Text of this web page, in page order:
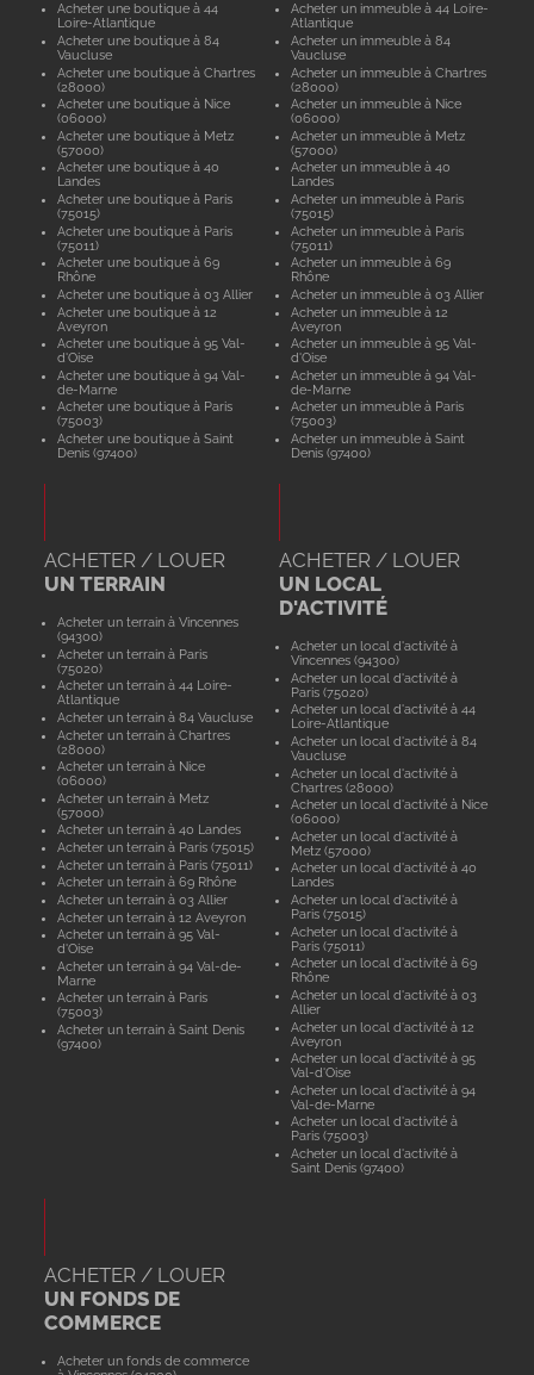
Acheter une boutique à 44
Loire-Atlantique
Acheter une boutique à 84
Vaucluse
Acheter une boutique à Chartres
(28000)
Acheter une boutique à Nice
(06000)
Acheter une boutique à Metz
(57000)
Acheter une boutique à 40
Landes
Acheter une boutique à Paris
(75015)
Acheter une boutique à Paris
(75011)
Acheter une boutique à 69
Rhône
Acheter une boutique à 03 Allier
Acheter une boutique à 12
Aveyron
Acheter une boutique à 95 Val-
d'Oise
Acheter une boutique à 94 Val-
de-Marne
Acheter une boutique à Paris
(75003)
Acheter une boutique à Saint
Denis (97400)
Acheter un immeuble à 44 Loire-
Atlantique
Acheter un immeuble à 84
Vaucluse
Acheter un immeuble à Chartres
(28000)
Acheter un immeuble à Nice
(06000)
Acheter un immeuble à Metz
(57000)
Acheter un immeuble à 40
Landes
Acheter un immeuble à Paris
(75015)
Acheter un immeuble à Paris
(75011)
Acheter un immeuble à 69
Rhône
Acheter un immeuble à 03 Allier
Acheter un immeuble à 12
Aveyron
Acheter un immeuble à 95 Val-
d'Oise
Acheter un immeuble à 94 Val-
de-Marne
Acheter un immeuble à Paris
(75003)
Acheter un immeuble à Saint
Denis (97400)
ACHETER / LOUER
UN TERRAIN
Acheter un terrain à Vincennes
(94300)
Acheter un terrain à Paris
(75020)
Acheter un terrain à 44 Loire-
Atlantique
Acheter un terrain à 84 Vaucluse
Acheter un terrain à Chartres
(28000)
Acheter un terrain à Nice
(06000)
Acheter un terrain à Metz
(57000)
Acheter un terrain à 40 Landes
Acheter un terrain à Paris (75015)
Acheter un terrain à Paris (75011)
Acheter un terrain à 69 Rhône
Acheter un terrain à 03 Allier
Acheter un terrain à 12 Aveyron
Acheter un terrain à 95 Val-
d'Oise
Acheter un terrain à 94 Val-de-
Marne
Acheter un terrain à Paris
(75003)
Acheter un terrain à Saint Denis
(97400)
ACHETER / LOUER
UN LOCAL
D'ACTIVITÉ
Acheter un local d'activité à
Vincennes (94300)
Acheter un local d'activité à
Paris (75020)
Acheter un local d'activité à 44
Loire-Atlantique
Acheter un local d'activité à 84
Vaucluse
Acheter un local d'activité à
Chartres (28000)
Acheter un local d'activité à Nice
(06000)
Acheter un local d'activité à
Metz (57000)
Acheter un local d'activité à 40
Landes
Acheter un local d'activité à
Paris (75015)
Acheter un local d'activité à
Paris (75011)
Acheter un local d'activité à 69
Rhône
Acheter un local d'activité à 03
Allier
Acheter un local d'activité à 12
Aveyron
Acheter un local d'activité à 95
Val-d'Oise
Acheter un local d'activité à 94
Val-de-Marne
Acheter un local d'activité à
Paris (75003)
Acheter un local d'activité à
Saint Denis (97400)
ACHETER / LOUER
UN FONDS DE
COMMERCE
Acheter un fonds de commerce